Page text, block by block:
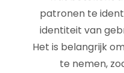
patronen te
identiteit van
Het is belangrijk
te nemen,